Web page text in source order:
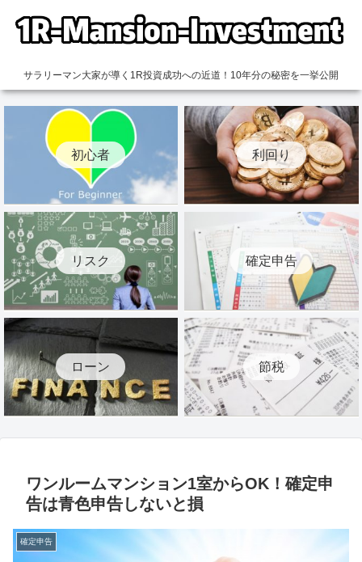
サラリーマン大家が導く1R投資成功への近道！10年分の秘密を一挙公開
初心者 利回り
リスク 確定申告
ローン 節税
ワンルームマンション1室からOK！確定申
告は青色申告しないと損
確定申告